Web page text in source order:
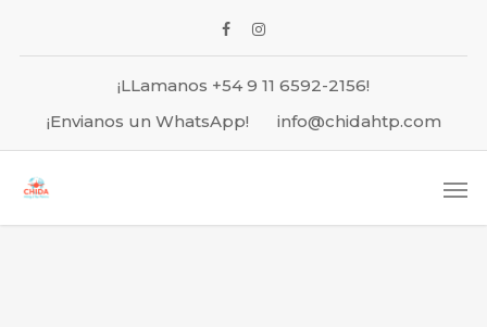
¡LLamanos +54 9 11 6592-2156!
¡Envianos un WhatsApp!
info@chidahtp.com